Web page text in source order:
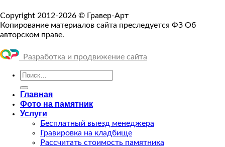
Copyright 2012-2026 © Гравер-Арт
Копирование материалов сайта преследуется ФЗ Об
авторском праве.
Разработка и продвижение сайта
Искать:
Главная
Фото на памятник
Услуги
Бесплатный выезд менеджера
Гравировка на кладбище
Рассчитать стоимость памятника